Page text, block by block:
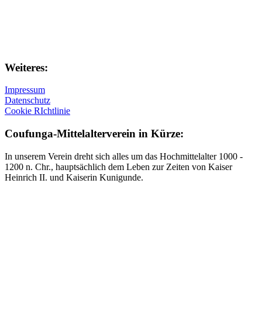
Weiteres:
Impressum
Datenschutz
Cookie RIchtlinie
Coufunga-Mittelalterverein in Kürze:
In unserem Verein dreht sich alles um das Hochmittelalter 1000 -
1200 n. Chr., hauptsächlich dem Leben zur Zeiten von Kaiser
Heinrich II. und Kaiserin Kunigunde.